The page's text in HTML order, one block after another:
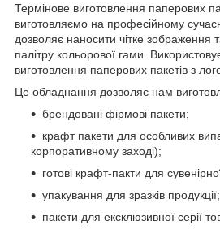
Термінове виготовлення паперових
виготовляємо на професійному
дозволяє наносити чітке зображення
палітру кольорової гами.
виготовлення паперових пакетів з
Це обладнання дозволяє нам
брендовані фірмові пакети;
крафт пакети для особливих
корпоративному заході);
готові крафт-пакти для
упакування для зразків продукції;
пакети для ексклюзивної серії